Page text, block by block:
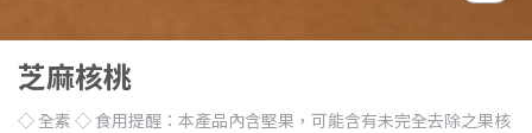
芝麻核桃
◇ 全素 ◇ 食用提醒：本產品內含堅果，可能含有未完全去除之果核